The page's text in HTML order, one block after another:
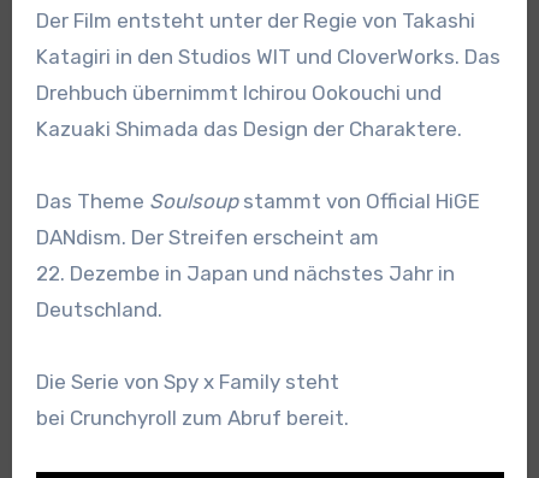
Der Film entsteht unter der Regie von Takashi
Katagiri in den Studios WIT und CloverWorks. Das
Drehbuch übernimmt Ichirou Ookouchi und
Kazuaki Shimada das Design der Charaktere.
Das Theme Soulsoupstammt von Official HiGE
DANdism. Der Streifen erscheint am
22. Dezembe in Japan und nächstes Jahr in
Deutschland.
Die Serie von Spy x Family steht
bei Crunchyroll zum Abruf bereit.